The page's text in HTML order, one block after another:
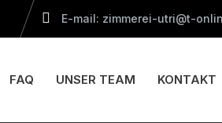
E-mail: zimmerei-utri@t-
FAQ UNSER TEAM KONTAKT